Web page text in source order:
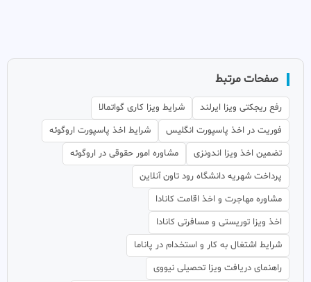
صفحات مرتبط
رفع ریجکتی ویزا ایرلند
شرایط ویزا کاری گواتمالا
فوریت در اخذ پاسپورت انگلیس
شرایط اخذ پاسپورت اروگوئه
تضمین اخذ ویزا اندونزی
مشاوره امور حقوقی در اروگوئه
پرداخت شهریه دانشگاه رود تاون آنلاین
مشاوره مهاجرت و اخذ اقامت کانادا
اخذ ویزا توریستی و مسافرتی کانادا
شرایط اشتغال به کار و استخدام در پاناما
راهنمای دریافت ویزا تحصیلی نیووی